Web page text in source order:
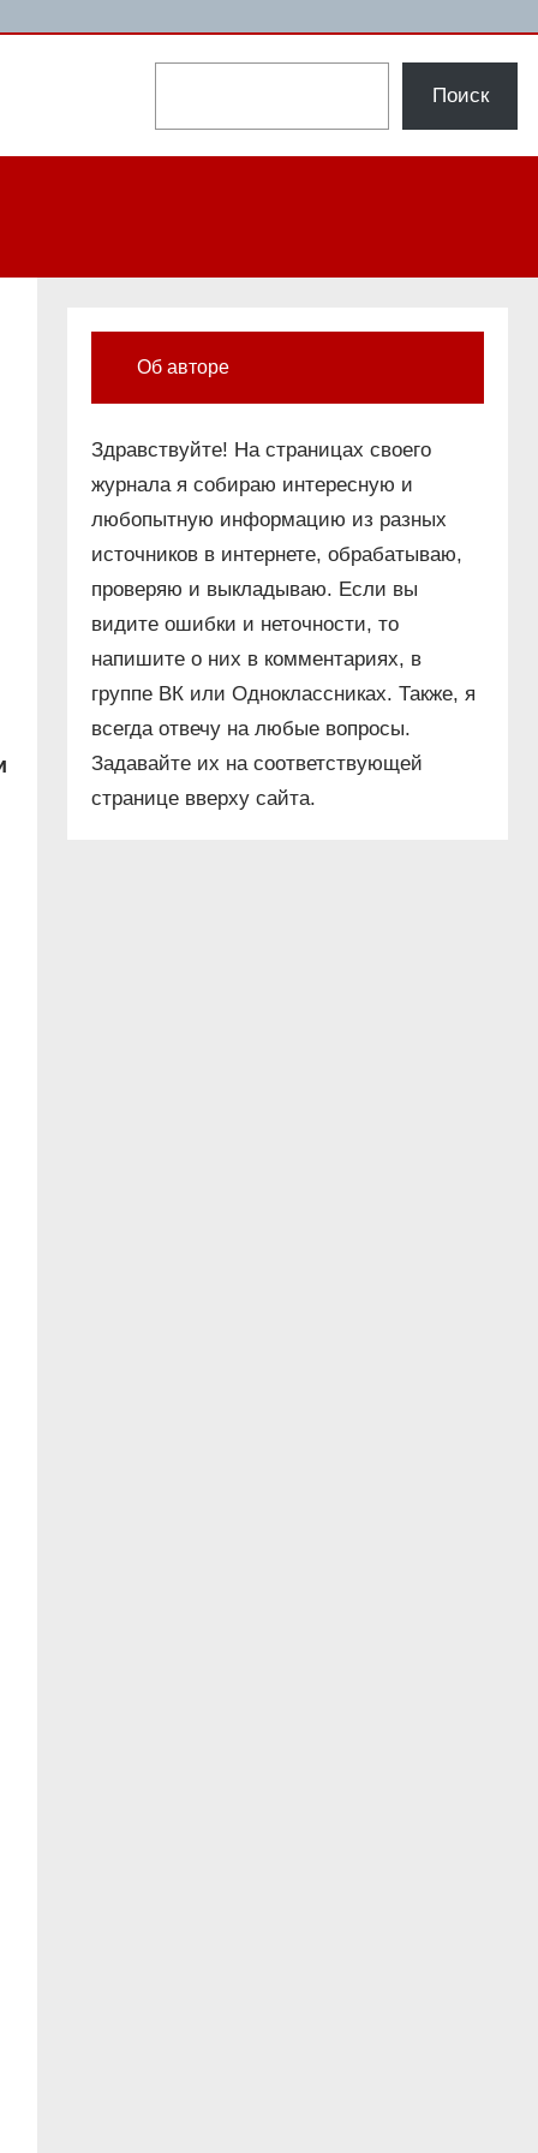
Поиск
Об авторе
Здравствуйте! На страницах своего
журнала я собираю интересную и
любопытную информацию из разных
источников в интернете, обрабатываю,
проверяю и выкладываю. Если вы
видите ошибки и неточности, то
напишите о них в комментариях, в
группе ВК или Одноклассниках. Также, я
всегда отвечу на любые вопросы.
Задавайте их на соответствующей
странице вверху сайта.